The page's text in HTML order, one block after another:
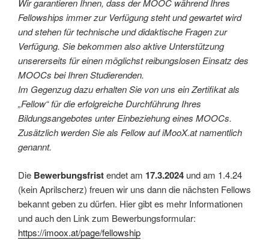
Wir garantieren Ihnen, dass der MOOC während Ihres
Fellowships immer zur Verfügung steht und gewartet wird
und stehen für technische und didaktische Fragen zur
Verfügung. Sie bekommen also aktive Unterstützung
unsererseits für einen möglichst reibungslosen Einsatz des
MOOCs bei Ihren Studierenden.
Im Gegenzug dazu erhalten Sie von uns ein Zertifikat als
„Fellow“ für die erfolgreiche Durchführung Ihres
Bildungsangebotes unter Einbeziehung eines MOOCs.
Zusätzlich werden Sie als Fellow auf iMooX.at namentlich
genannt.
Die Bewerbungsfristendet am 17.3.2024 und am 1.4.24
(kein Aprilscherz) freuen wir uns dann die nächsten Fellows
bekannt geben zu dürfen. Hier gibt es mehr Informationen
und auch den Link zum Bewerbungsformular:
https://imoox.at/page/fellowship